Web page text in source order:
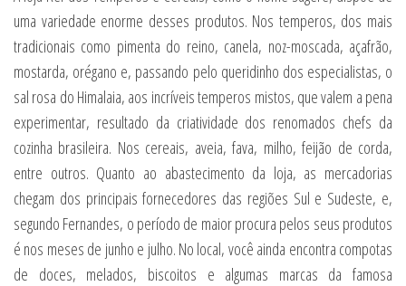
uma variedade enorme desses produtos. Nos temperos, dos mais
tradicionais como pimenta do reino, canela, noz-moscada, açafrão,
mostarda, orégano e, passando pelo queridinho dos especialistas, o
sal rosa do Himalaia, aos incríveis temperos mistos, que valem a pena
experimentar, resultado da criatividade dos renomados chefs da
cozinha brasileira. Nos cereais, aveia, fava, milho, feijão de corda,
entre outros. Quanto ao abastecimento da loja, as mercadorias
chegam dos principais fornecedores das regiões Sul e Sudeste, e,
segundo Fernandes, o período de maior procura pelos seus produtos
é nos meses de junho e julho. No local, você ainda encontra compotas
de doces, melados, biscoitos e algumas marcas da famosa